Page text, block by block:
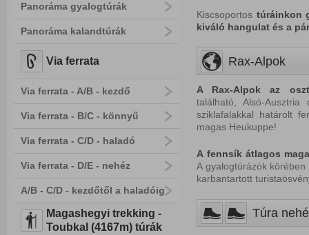
Panoráma gyalogtúrák
Panoráma kalandtúrák
Via ferrata
Via ferrata - A/B - kezdő
Via ferrata - B/C - könnyű
Via ferrata - C/D - haladó
Via ferrata - D/E - nehéz
A/B - C/D - kezdőtől a haladóig
Magashegyi trekking -
Toubkal (4167m) túrák
Kiscsoportos túráinkon
kiváló hangulat és a
Rax-Alpok
A Rax-Alpok az
található, Alsó-
sziklafalakkal határolt
magas Heukuppe!
A fennsík átlagos
A gyalogtúrázók
karbantartott
Túra